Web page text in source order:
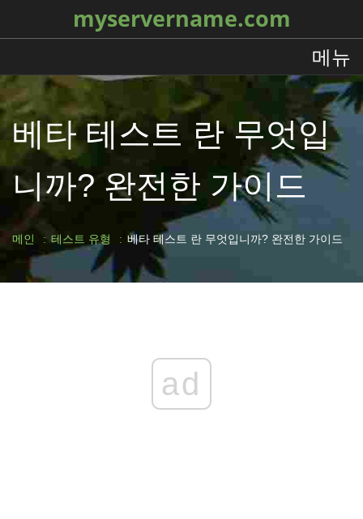
myservername.com
메뉴
베타 테스트 란 무엇입
니까? 완전한 가이드
메인 테스트 유형 베타 테스트 란 무엇입니까? 완전한 가이드
ad